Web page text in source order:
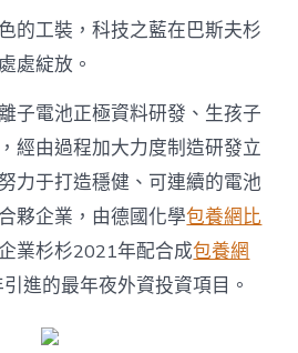
的工裝，科技之藍在巴斯夫杉
處綻放。
子電池正極資料研發、生孩子
經由過程加大力度制造研發立
力于打造穩健、可連續的電池
夥企業，由德國化學包養網比
業杉杉2021年配合成包養網
進的最年夜外資投資項目。